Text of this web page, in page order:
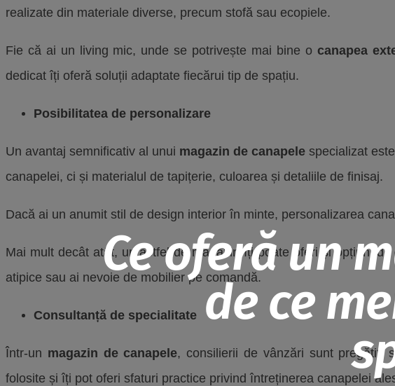
Ce oferă un
de ce
realizate din materiale diverse, precum stofă sau ecopiele.
Fie că ai un living mic, unde se potrivește mai bine o canapea
dedicat îți oferă soluții adaptate fiecărui tip de spațiu.
Posibilitatea de personalizare
Un avantaj semnificativ al unui magazin de canapele specializat
canapelei, ci și materialul de tapițerie, culoarea și detaliile de finisaj.
Dacă ai un anumit stil de design interior în minte, personalizarea
Mai mult decât atât, un astfel de magazin îți poate oferi și opțiuni
atipice sau ai nevoie de mobilier pe comandă.
Consultanță de specialitate
Într-un magazin de canapele, consilierii de vânzări sunt pregătiți
folosite și îți pot oferi sfaturi practice privind întreținerea canapelei